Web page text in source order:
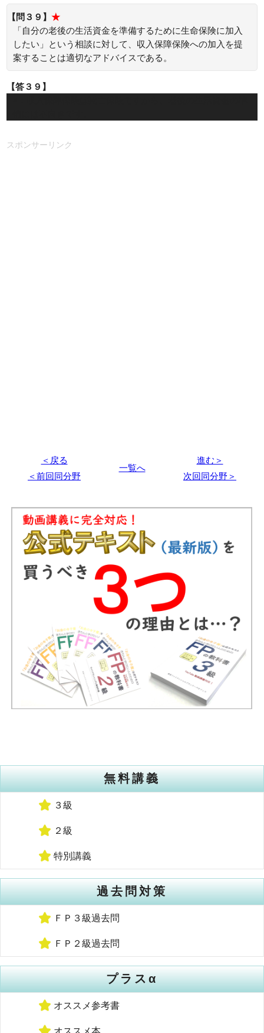
【問３９】★
「自分の老後の生活資金を準備するために生命保険に加入
したい」という相談に対して、収入保障保険への加入を提
案することは適切なアドバイスである。
【答３９】
スポンサーリンク
＜戻る
一覧へ
進む＞
＜前回同分野
次回同分野＞
無料講義
３級
２級
特別講義
過去問対策
ＦＰ３級過去問
ＦＰ２級過去問
プラスα
オススメ参考書